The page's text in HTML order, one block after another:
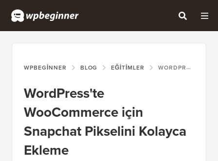
WPBEGINNER BLOG EĞITIMLER WORDPRESS'TE WOOCOMMERCE IÇIN SNAPCHAT PIKSELINI KOLAYCA EKLEME
WordPress'te
WooCommerce için
Snapchat Pikselini Kolayca
Ekleme